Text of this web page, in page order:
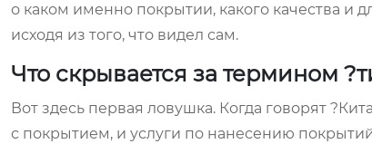
о каком именно покрытии, какого качества и
исходя из того, что видел сам.
Что скрывается за термином
Вот здесь первая ловушка. Когда говорят
с покрытием, и услуги по нанесению